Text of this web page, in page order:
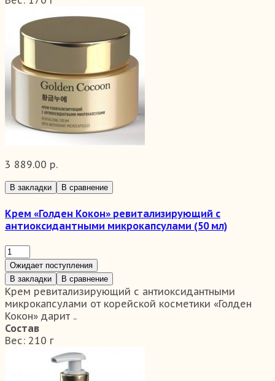
3 889.00 р.
В закладки В сравнение
Крем «Голден Кокон» ревитализирующий с
антиоксидантными микрокапсулами (50 мл)
Ожидает поступления
В закладки
В сравнение
Крем ревитализирующий с антиоксидантными
микрокапсулами от корейской косметики «Голден
Кокон» дарит ..
Состав
Вес: 210 г